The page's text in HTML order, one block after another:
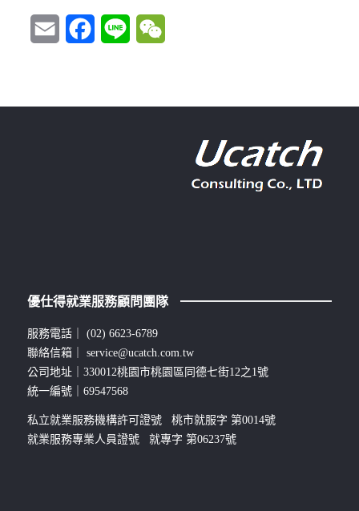
Email FacebookLine
優仕得就業服務顧問團隊
服務電話｜ (02) 6623-6789
聯絡信箱｜ service@ucatch.com.tw
公司地址｜330012桃園市桃園區同德七街12之1號
統一編號｜69547568
私立就業服務機構許可證號 桃市就服字 第0014號
就業服務專業人員證號 就專字 第06237號